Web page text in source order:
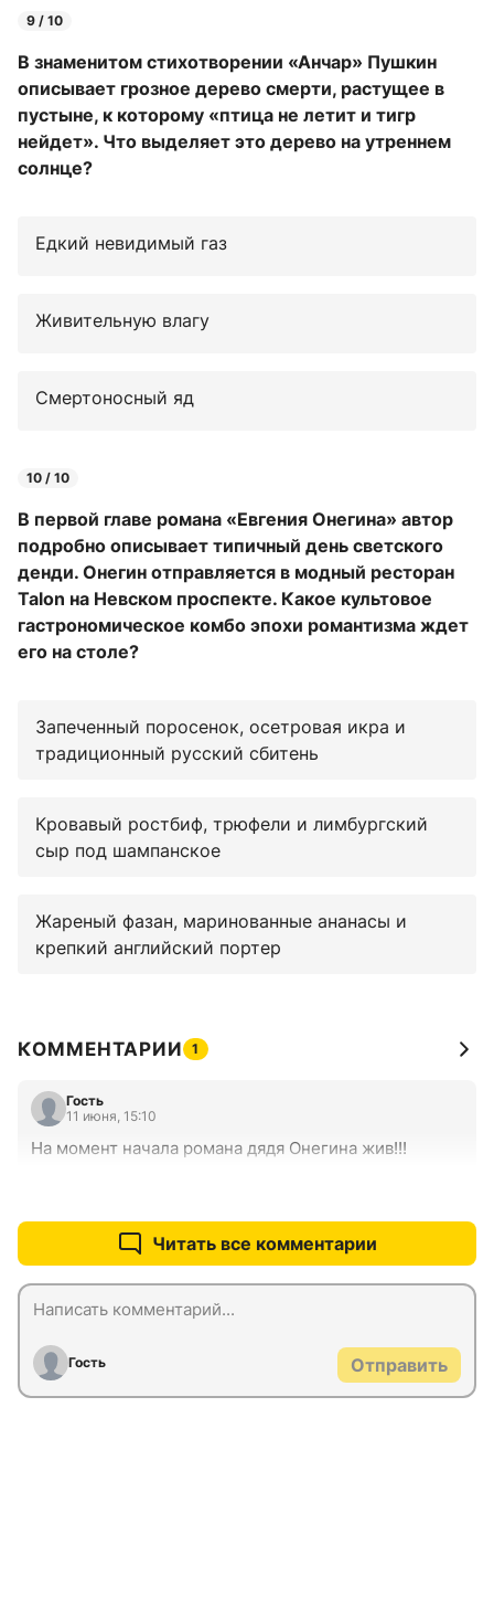
9 / 10
В знаменитом стихотворении «Анчар» Пушкин
описывает грозное дерево смерти, растущее в
пустыне, к которому «птица не летит и тигр
нейдет». Что выделяет это дерево на утреннем
солнце?
Едкий невидимый газ
Живительную влагу
Смертоносный яд
10 / 10
В первой главе романа «Евгения Онегина» автор
подробно описывает типичный день светского
денди. Онегин отправляется в модный ресторан
Talon на Невском проспекте. Какое культовое
гастрономическое комбо эпохи романтизма ждет
его на столе?
Запеченный поросенок, осетровая икра и
традиционный русский сбитень
Кровавый ростбиф, трюфели и лимбургский
сыр под шампанское
Жареный фазан, маринованные ананасы и
крепкий английский портер
КОММЕНТАРИИ 1
Гость
11 июня, 15:10
На момент начала романа дядя Онегина жив!!!
Читать все комментарии
Гость Отправить